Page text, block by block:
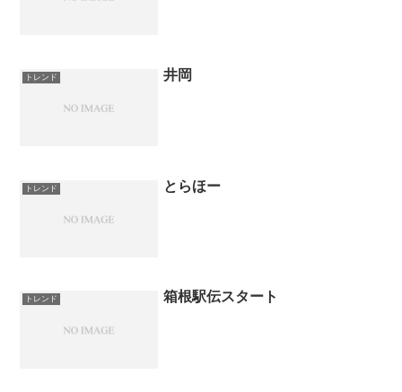
トレンド 井岡
トレンド とらほー
トレンド 箱根駅伝スタート